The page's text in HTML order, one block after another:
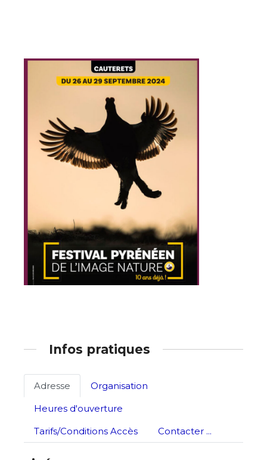
Prénom
Adresse email*
Prénom
Statut / Organisation
J'accepte lestermes et conditions
Infos pratiques
Adresse
Organisation
Heures d'ouverture
Tarifs/Conditions Accès
Contacter ...